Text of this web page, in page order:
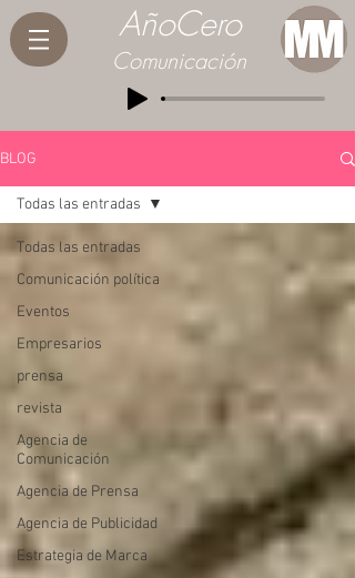
AñoCero
Comunicación
BLOG
Todas las entradas
Comunicación política
Eventos
Empresarios
prensa
revista
Agencia de
Comunicación
Agencia de Prensa
Agencia de Publicidad
Estrategia de Marca
Todas las entradas